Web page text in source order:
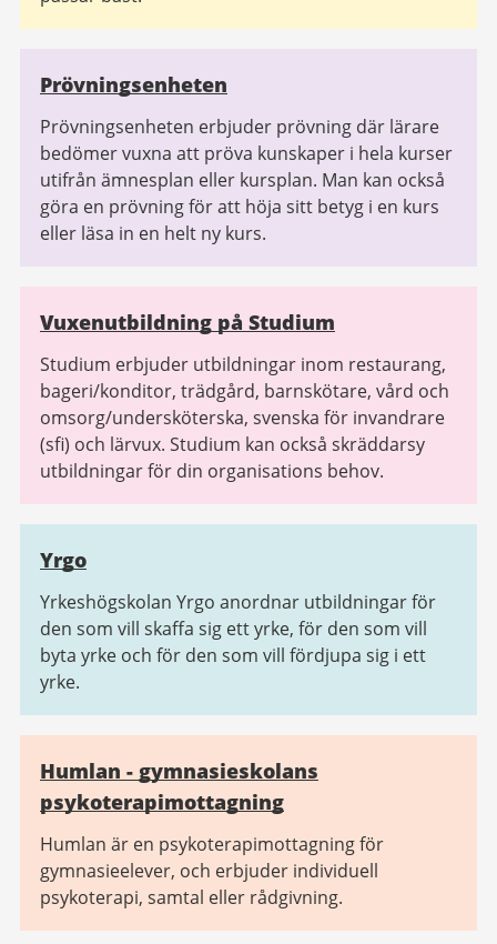
Prövningsenheten
Prövningsenheten erbjuder prövning där lärare
bedömer vuxna att pröva kunskaper i hela kurser
utifrån ämnesplan eller kursplan. Man kan också
göra en prövning för att höja sitt betyg i en kurs
eller läsa in en helt ny kurs.
Vuxenutbildning på Studium
Studium erbjuder utbildningar inom restaurang,
bageri/konditor, trädgård, barnskötare, vård och
omsorg/undersköterska, svenska för invandrare
(sfi) och lärvux. Studium kan också skräddarsy
utbildningar för din organisations behov.
Yrgo
Yrkeshögskolan Yrgo anordnar utbildningar för
den som vill skaffa sig ett yrke, för den som vill
byta yrke och för den som vill fördjupa sig i ett
yrke.
Humlan - gymnasieskolans
psykoterapimottagning
Humlan är en psykoterapimottagning för
gymnasieelever, och erbjuder individuell
psykoterapi, samtal eller rådgivning.